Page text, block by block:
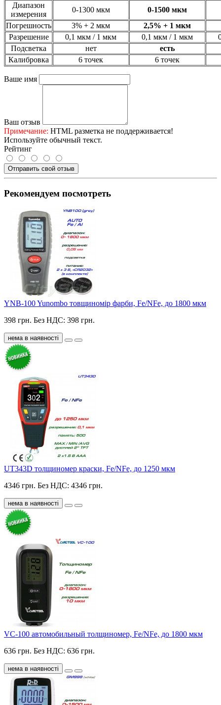
Диапазон
измерения
0-1300 мкм
0-1500 мкм
Погрешность
3% + 2 мкм
2,5% + 1 мкм
Разрешение
0,1 мкм / 1 мкм 0,1 мкм / 1 мкм
Подсветка
нет
есть
Калибровка
6 точек 6 точек
Ваше имя
Ваш отзыв
Примечание: HTML разметка не поддерживается!
Используйте обычный текст.
Рейтинг
Отправить свой отзыв
Рекомендуем посмотреть
YNB-100 Yunombo товщиномір фарби, Fe/NFe, до 1800 мкм
398 грн. Без НДС: 398 грн.
нема в наявності
UT343D толщиномер краски, Fe/NFe, до 1250 мкм
4346 грн. Без НДС: 4346 грн.
нема в наявності
VC-100 автомобильный толщиномер, Fe/NFe, до 1800 мкм
636 грн. Без НДС: 636 грн.
нема в наявності